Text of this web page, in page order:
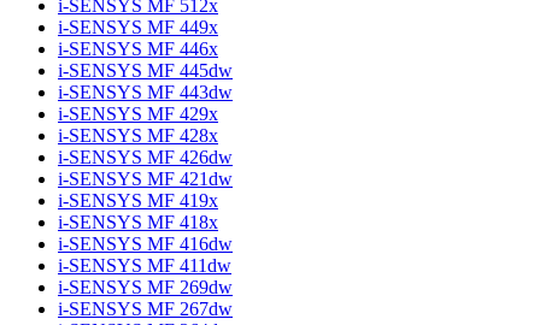
i-SENSYS MF 512x
i-SENSYS MF 449x
i-SENSYS MF 446x
i-SENSYS MF 445dw
i-SENSYS MF 443dw
i-SENSYS MF 429x
i-SENSYS MF 428x
i-SENSYS MF 426dw
i-SENSYS MF 421dw
i-SENSYS MF 419x
i-SENSYS MF 418x
i-SENSYS MF 416dw
i-SENSYS MF 411dw
i-SENSYS MF 269dw
i-SENSYS MF 267dw